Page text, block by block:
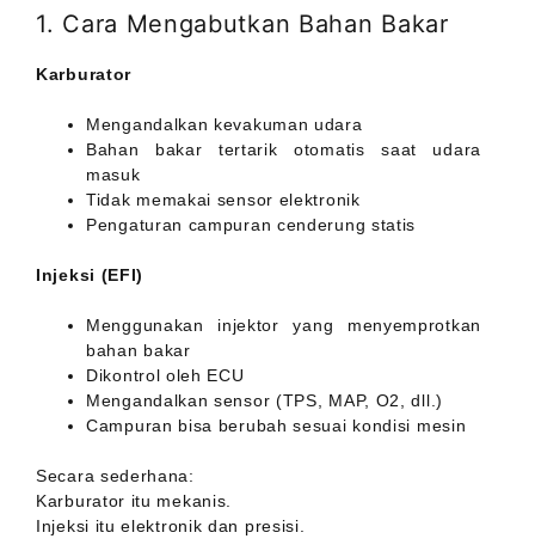
1. Cara Mengabutkan Bahan Bakar
Karburator
Mengandalkan kevakuman udara
Bahan bakar tertarik otomatis saat udara
masuk
Tidak memakai sensor elektronik
Pengaturan campuran cenderung statis
Injeksi (EFI)
Menggunakan injektor yang menyemprotkan
bahan bakar
Dikontrol oleh ECU
Mengandalkan sensor (TPS, MAP, O2, dll.)
Campuran bisa berubah sesuai kondisi mesin
Secara sederhana:
Karburator itu mekanis.
Injeksi itu elektronik dan presisi.